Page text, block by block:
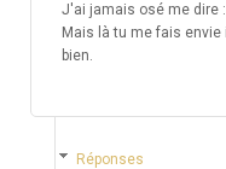
J'ai jamais osé me dire
Mais là tu me fais
bien.
Réponses